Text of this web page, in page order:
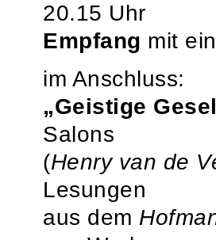
20.15 Uhr
Empfang mit
im Anschluss:
„Geistige
Salons
(Henry van de
Lesungen
aus dem